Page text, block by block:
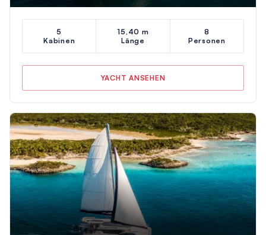
5
Kabinen
15,40 m
Länge
8
Personen
YACHT ANSEHEN